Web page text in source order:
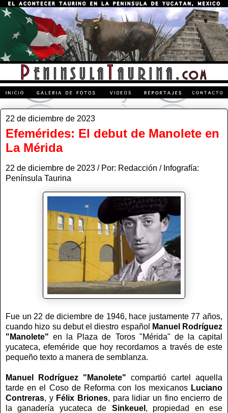
22 de diciembre de 2023
Efemérides: El debut de Manolete en
La Mérida
22 de diciembre de 2023 / Por: Redacción / Infografía:
Península Taurina
Fue un 22 de diciembre de 1946, hace justamente 77 años,
cuando hizo su debut el diestro español
Manuel Rodríguez
"Manolete" en la Plaza de Toros "Mérida" de la capital
yucateca, efeméride que hoy recordamos a través de este
pequeño texto a manera de semblanza.
Manuel Rodríguez "Manolete" compartió cartel aquella
tarde en el Coso de Reforma con los mexicanos Luciano
Contreras, y Félix Briones, para lidiar un fino encierro de
la ganadería yucateca de Sinkeuel , propiedad en ese